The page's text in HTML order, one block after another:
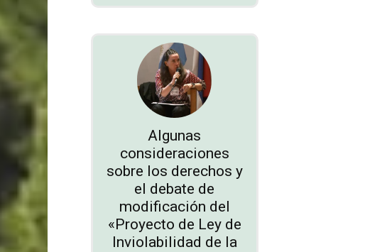
Algunas
consideraciones
sobre los derechos y
el debate de
modificación del
«Proyecto de Ley de
Inviolabilidad de la